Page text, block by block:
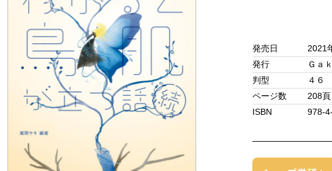
発売日
2021
発行
Ｇａ
判型
４６
ページ数
208頁
ISBN
978-